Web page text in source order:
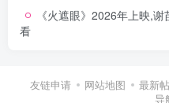
《火遮眼》2026年上映,
看
友链申请 网站地图 最新
导